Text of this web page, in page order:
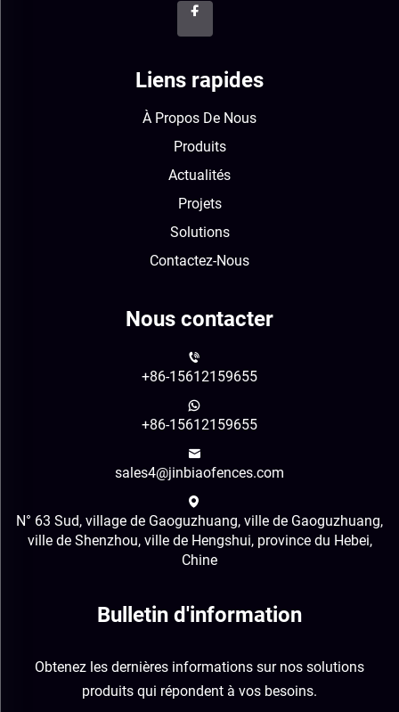
Liens rapides
À Propos De Nous
Produits
Actualités
Projets
Solutions
Contactez-Nous
Nous contacter
+86-15612159655
+86-15612159655
sales4@jinbiaofences.com
N° 63 Sud, village de Gaoguzhuang, ville de Gaoguzhuang,
ville de Shenzhou, ville de Hengshui, province du Hebei,
Chine
Bulletin d'information
Obtenez les dernières informations sur nos solutions
produits qui répondent à vos besoins.